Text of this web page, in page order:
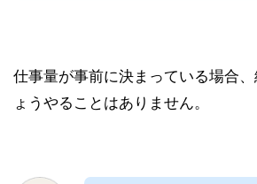
仕事量が事前に決まっている場合
ょうやることはありません。